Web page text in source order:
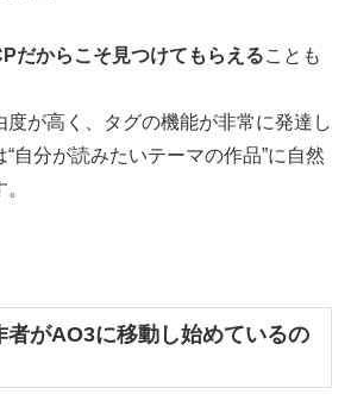
だからこそ見つけてもらえることも
が高く、タグの機能が非常に発達し
自分が読みたいテーマの作品”に自然
者がAO3に移動し始めているの